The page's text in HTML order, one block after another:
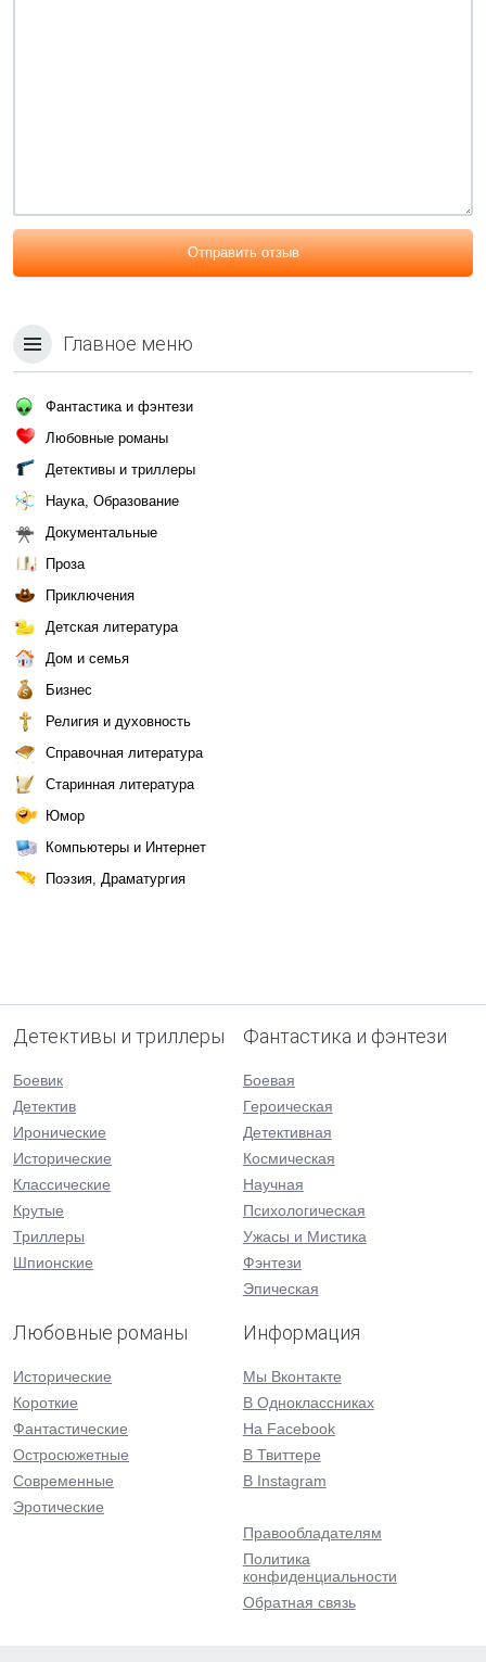
Отправить отзыв
Главное меню
Фантастика и фэнтези
Любовные романы
Детективы и триллеры
Наука, Образование
Документальные
Проза
Приключения
Детская литература
Дом и семья
Бизнес
Религия и духовность
Справочная литература
Старинная литература
Юмор
Компьютеры и Интернет
Поэзия, Драматургия
Детективы и триллеры
Боевик
Детектив
Иронические
Исторические
Классические
Крутые
Триллеры
Шпионские
Фантастика и фэнтези
Боевая
Героическая
Детективная
Космическая
Научная
Психологическая
Ужасы и Мистика
Фэнтези
Эпическая
Любовные романы
Исторические
Короткие
Фантастические
Остросюжетные
Современные
Эротические
Информация
Мы Вконтакте
В Одноклассниках
На Facebook
В Твиттере
В Instagram
Правообладателям
Политика
конфиденциальности
Обратная связь